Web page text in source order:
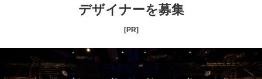
デザイナーを募集
[PR]